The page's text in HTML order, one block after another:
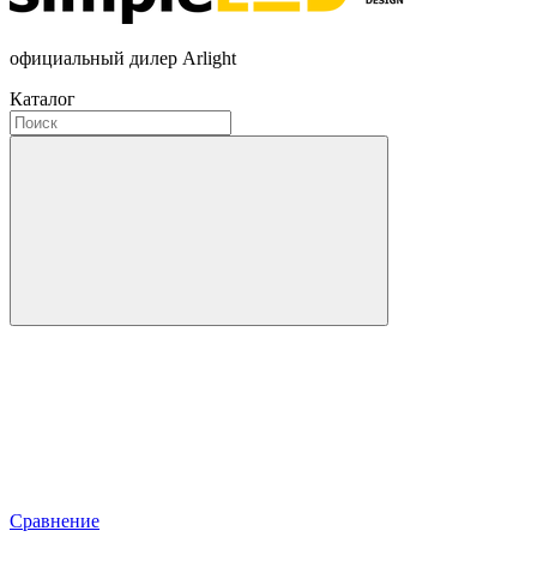
официальный дилер Arlight
Каталог
Сравнение